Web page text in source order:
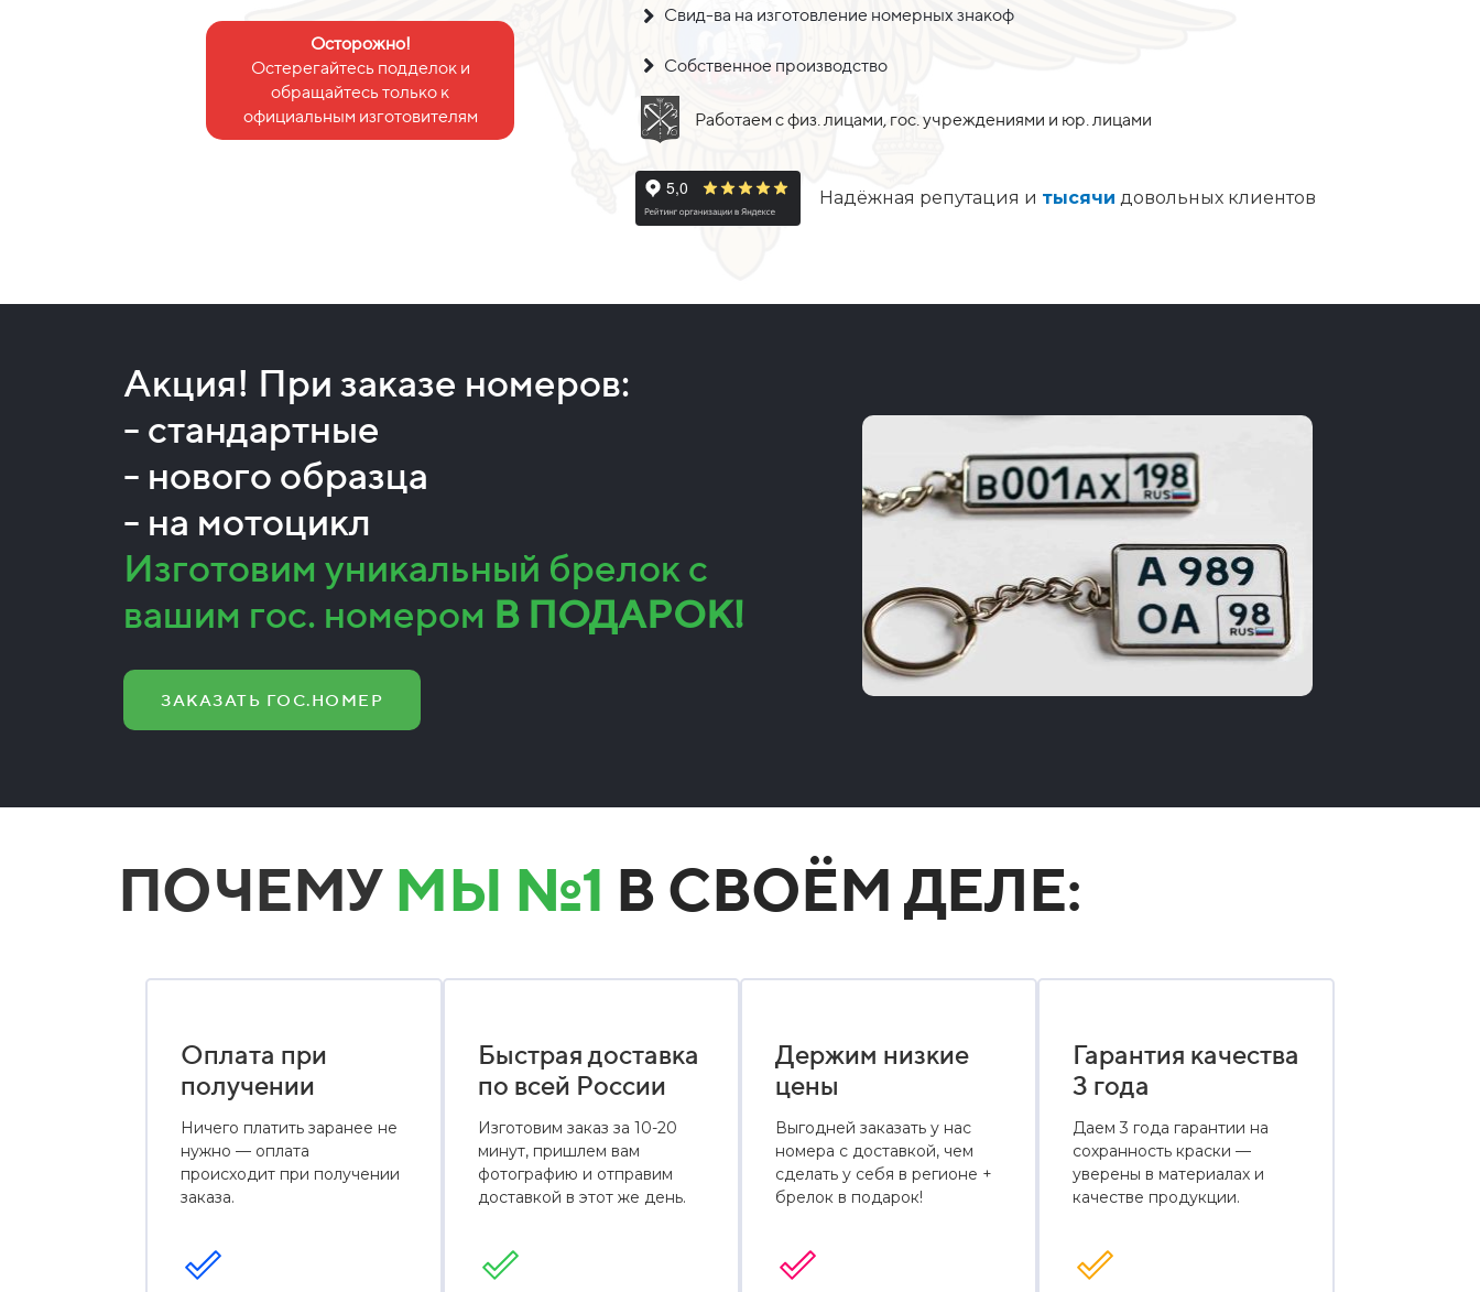
Осторожно!
Остерегайтесь подделок и
обращайтесь только к
официальным изготовителям
Свид-ва на изготовление номерных знакоф
Собственное производство
Работаем с физ. лицами, гос. учреждениями и юр. лицами
Надёжная репутация и тысячи довольных клиентов
Акция! При заказе номеров:
- стандартные
- нового образца
- на мотоцикл
Изготовим уникальный брелок с
вашим гос. номером В ПОДАРОК!
ЗАКАЗАТЬ ГОС.НОМЕР
ПОЧЕМУ МЫ №1 В СВОЁМ ДЕЛЕ:
Оплата при
получении
Ничего платить заранее не
нужно — оплата
происходит при получении
заказа.
Быстрая доставка
по всей России
Изготовим заказ за 10-20
минут, пришлем вам
фотографию и отправим
доставкой в этот же день.
Держим низкие
цены
Выгодней заказать у нас
номера с доставкой, чем
сделать у себя в регионе +
брелок в подарок!
Гарантия качества
3 года
Даем 3 года гарантии на
сохранность краски —
уверены в материалах и
качестве продукции.